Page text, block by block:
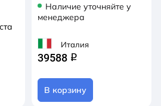
Наличие уточняйте у
менеджера
Италия
39588 q
В корзину